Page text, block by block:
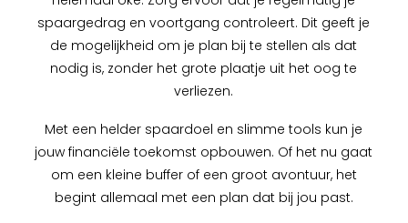
spaargedrag en voortgang controleert. Dit geeft je
de mogelijkheid om je plan bij te stellen als dat
nodig is, zonder het grote plaatje uit het oog te
verliezen.
Met een helder spaardoel en slimme tools kun je
jouw financiële toekomst opbouwen. Of het nu gaat
om een kleine buffer of een groot avontuur, het
begint allemaal met een plan dat bij jou past.